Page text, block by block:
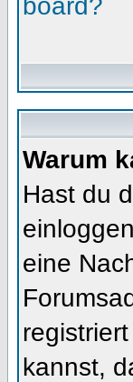
Warum
Hast du
eine
kannst,